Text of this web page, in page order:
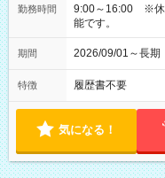
勤務時間
9:00～16:00 ※休
能です。
期間 2026/09/01～長
特徴 履歴書不要
気になる！